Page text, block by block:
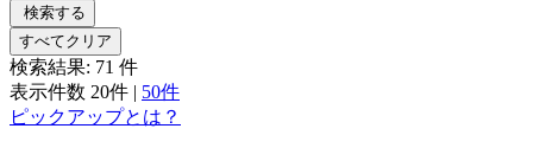
検索する
すべてクリア
検索結果: 71 件
表示件数 20件 | 50件
ピックアップとは？